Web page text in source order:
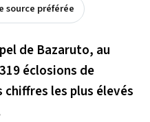
source préférée
de Bazaruto, au
éclosions de
les plus élevés